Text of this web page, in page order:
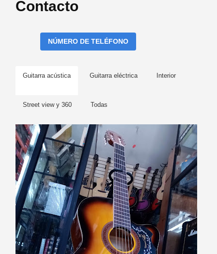
Contacto
NÚMERO DE TELÉFONO
Guitarra acústica Guitarra eléctrica Interior
Street view y 360 Todas